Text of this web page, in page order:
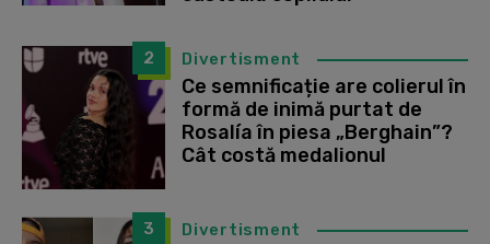
2 Divertisment
Ce semnificație are colierul în
formă de inimă purtat de
Rosalía în piesa „Berghain”?
Cât costă medalionul
3 Divertisment